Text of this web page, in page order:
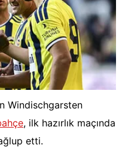
Windischgarsten
, ilk hazırlık maçında
etti.